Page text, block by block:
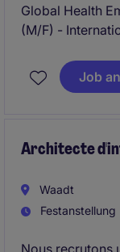
Global Health
(M/F) -
Job
Architecte
Waadt
Festanstellung
Nous recrutons